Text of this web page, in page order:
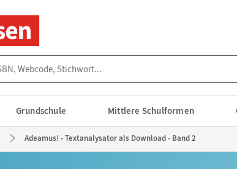
Grundschule Mittlere Schulformen
Adeamus! - Textanalysator als Download - Band 2